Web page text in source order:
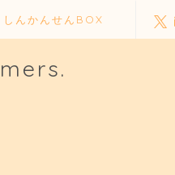
しんかんせんBOX